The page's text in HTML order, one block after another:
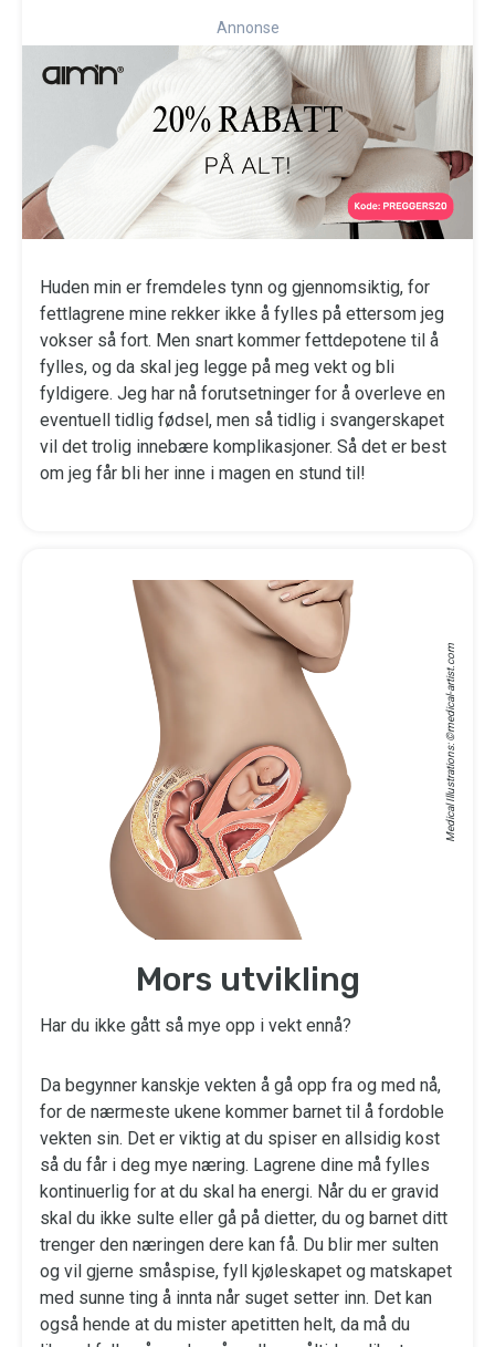
Annonse
Huden min er fremdeles tynn og gjennomsiktig, for
fettlagrene mine rekker ikke å fylles på ettersom jeg
vokser så fort. Men snart kommer fettdepotene til å
fylles, og da skal jeg legge på meg vekt og bli
fyldigere. Jeg har nå forutsetninger for å overleve en
eventuell tidlig fødsel, men så tidlig i svangerskapet
vil det trolig innebære komplikasjoner. Så det er best
om jeg får bli her inne i magen en stund til!
Medical Illustrations: ©
medical-artist.com
Mors utvikling
Har du ikke gått så mye opp i vekt ennå?
Da begynner kanskje vekten å gå opp fra og med nå,
for de nærmeste ukene kommer barnet til å fordoble
vekten sin. Det er viktig at du spiser en allsidig kost
så du får i deg mye næring. Lagrene dine må fylles
kontinuerlig for at du skal ha energi. Når du er gravid
skal du ikke sulte eller gå på dietter, du og barnet ditt
trenger den næringen dere kan få. Du blir mer sulten
og vil gjerne småspise, fyll kjøleskapet og matskapet
med sunne ting å innta når suget setter inn. Det kan
også hende at du mister apetitten helt, da må du